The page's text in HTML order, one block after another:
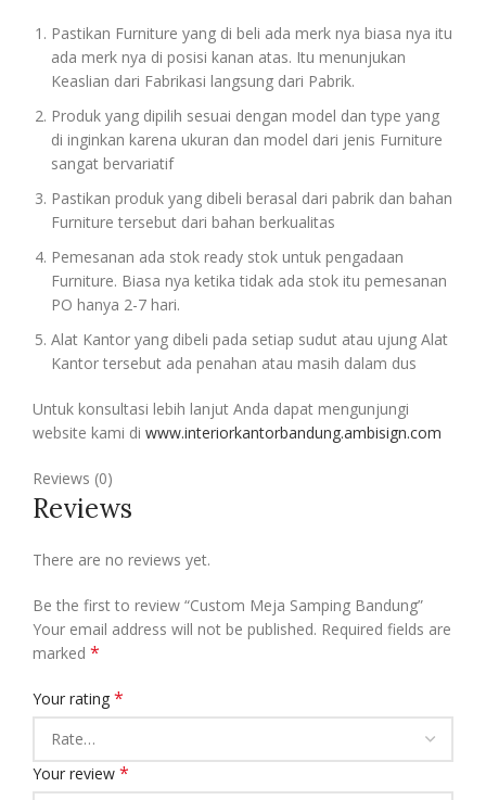
Pastikan Furniture yang di beli ada merk nya biasa nya itu
ada merk nya di posisi kanan atas. Itu menunjukan
Keaslian dari Fabrikasi langsung dari Pabrik.
Produk yang dipilih sesuai dengan model dan type yang
di inginkan karena ukuran dan model dari jenis Furniture
sangat bervariatif
Pastikan produk yang dibeli berasal dari pabrik dan bahan
Furniture tersebut dari bahan berkualitas
Pemesanan ada stok ready stok untuk pengadaan
Furniture. Biasa nya ketika tidak ada stok itu pemesanan
PO hanya 2-7 hari.
Alat Kantor yang dibeli pada setiap sudut atau ujung Alat
Kantor tersebut ada penahan atau masih dalam dus
Untuk konsultasi lebih lanjut Anda dapat mengunjungi
website kami di www.interiorkantorbandung.ambisign.com
Reviews (0)
Reviews
There are no reviews yet.
Be the first to review “Custom Meja Samping Bandung”
Your email address will not be published. Required fields are
marked *
Your rating *
Your review *